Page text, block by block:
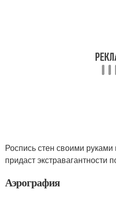
Роспись стен своими
придаст экстравагантности
Аэрография